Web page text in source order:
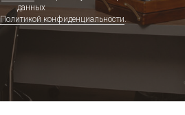
данных
Политикой конфиденциальности.